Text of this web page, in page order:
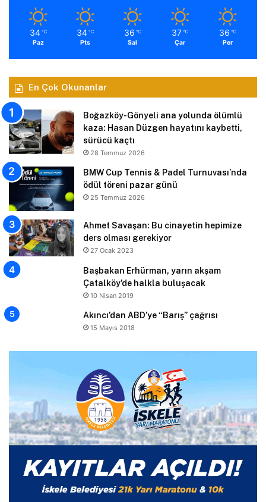
34 ℃
Paz
34 ℃
Pts
36 ℃
Sal
37 ℃
Çar
36 ℃
Per
En Çok Okunanlar
Boğazköy-Gönyeli ana yolunda ölümlü
kaza: Hasan Düzgen hayatını kaybetti,
sürücü kaçtı
28 Temmuz 2026
BMW Cup Tennis & Padel Turnuvası’nda
ödül töreni pazar günü
25 Temmuz 2026
Ahmet Savaşan: Bu cinayetin hepimize
ders olması gerekiyor
27 Ocak 2023
Başbakan Erhürman, yarın akşam
Çatalköy’de halkla buluşacak
10 Nisan 2019
Akıncı’dan ABD’ye “Barış” çağrısı
15 Mayıs 2018